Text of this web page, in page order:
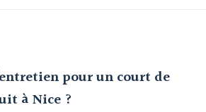
pour un court de
à Nice ?